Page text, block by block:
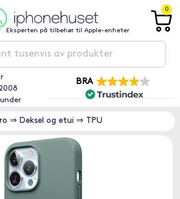
Eksperten på tilbehør til Apple-enheter
0
BRA
⇒ Deksel og etui ⇒ TPU